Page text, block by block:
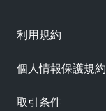
利用規約
個人情報保護規約
取引条件